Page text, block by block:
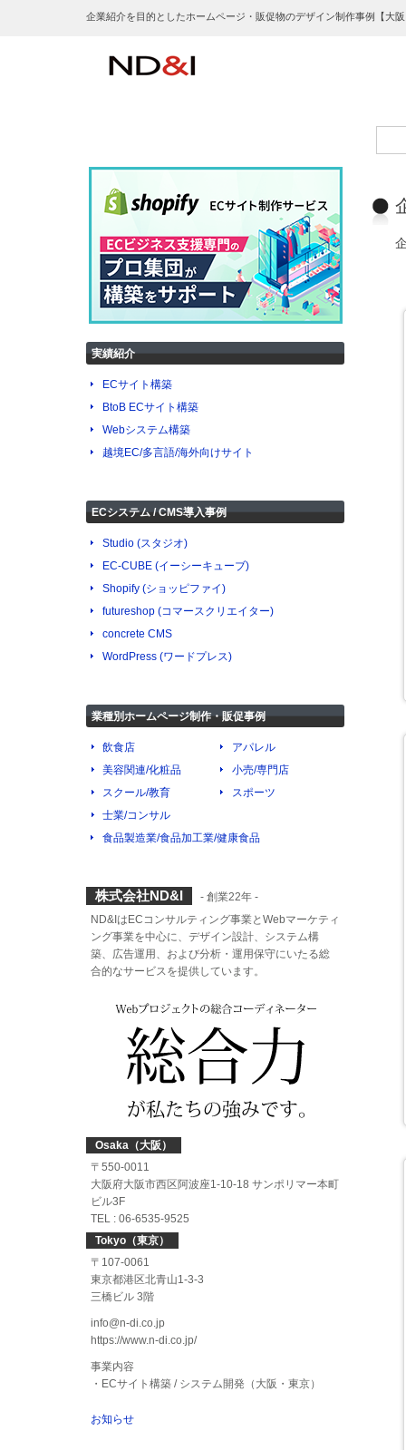
企業紹介を目的としたホームページ・販促物のデザイン制作事例【大
実績紹介
ECサイト構築
BtoB ECサイト構築
Webシステム構築
越境EC/多言語/海外向けサイト
ECシステム / CMS導入事例
Studio (スタジオ)
EC-CUBE (イーシーキューブ)
Shopify (ショッピファイ)
futureshop (コマースクリエイター)
concrete CMS
WordPress (ワードプレス)
業種別ホームページ制作・販促事例
飲食店
アパレル
美容関連/化粧品
小売/専門店
スクール/教育
スポーツ
士業/コンサル
食品製造業/食品加工業/健康食品
株式会社ND&I - 創業22年 -
ND&IはECコンサルティング事業とWebマーケティ
ング事業を中心に、デザイン設計、システム構
築、広告運用、および分析・運用保守にいたる総
合的なサービスを提供しています。
Osaka（大阪）
〒550-0011
大阪府大阪市西区阿波座1-10-18 サンポリマー本町
ビル3F
TEL : 06-6535-9525
Tokyo（東京）
〒107-0061
東京都港区北青山1-3-3
三橋ビル 3階
info@n-di.co.jp
https://www.n-di.co.jp/
事業内容
・ECサイト構築 / システム開発（大阪・東京）
お知らせ